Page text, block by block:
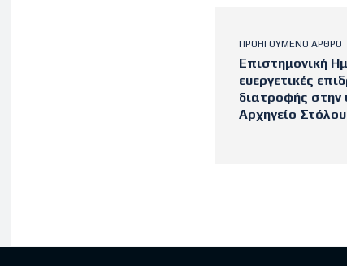
ΠΡΟΗΓΟΎΜΕΝΟ ΆΡΘΡΟ
Επιστημονική
ευεργετικές
διατροφής στην
Αρχηγείο Στόλου